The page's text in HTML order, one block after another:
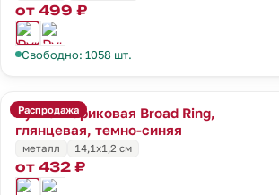
от 499 ₽
Свободно: 1058 шт.
Распродажа
Ручка шариковая Broad Ring,
глянцевая, темно-синяя
металл 14,1x1,2 см
от 432 ₽